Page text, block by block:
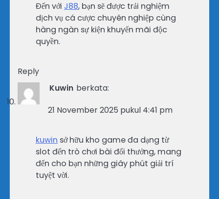
Đến với J88, bạn sẽ được trải nghiệm
dịch vụ cá cược chuyên nghiệp cùng
hàng ngàn sự kiện khuyến mãi độc
quyền.
Reply
Kuwin berkata:
21 November 2025 pukul 4:41 pm
kuwin sở hữu kho game đa dạng từ
slot đến trò chơi bài đổi thưởng, mang
đến cho bạn những giây phút giải trí
tuyệt vời.